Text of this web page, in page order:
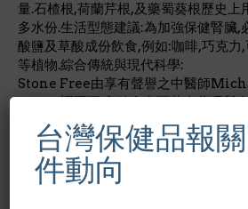
量.石楂根,荷蘭芹根,及藥蜀葵根歷史上
多水份.生活型態建議:為加強保健腎臟,
酸鹽及草酸成份飲食,例如:咖啡,巧克
等植物.綜合傳統與現代科學:
Stone Free由享有聲譽之中醫師
O.M.D.調配而成.結合中西草本藥理與
護腎,肝,膽保健最佳配方.
*美國有機食品店內品牌
成份含量/Nutrition Facts:
台灣保健品報
件動向